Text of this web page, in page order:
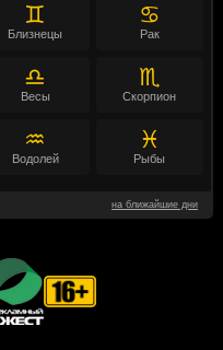
♊
Близнецы
♋
Рак
♎
Весы
♏
Скорпион
♒
Водолей
♓
Рыбы
на ближайшие дни